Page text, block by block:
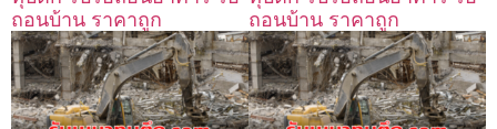
ถอนบ้าน ราคาถูก
ถอนบ้าน ราคาถูก